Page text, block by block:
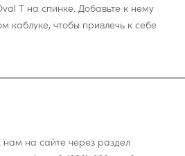
T на спинке. Добавьте к нему
каблуке, чтобы привлечь к себе
на сайте через раздел